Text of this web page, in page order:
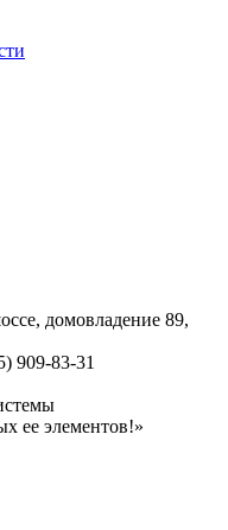
домовладение 89,
909-83-31
ее элементов!»